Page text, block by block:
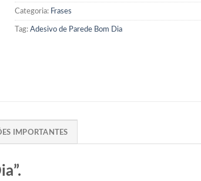
Categoria: Frases
Tag: Adesivo de Parede Bom Dia
IMPORTANTES